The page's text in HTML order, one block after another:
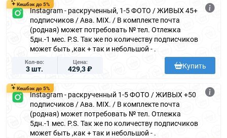
Кешбэк до 5%
Instagram - раскрученный, 1-5 ФОТО / ЖИВЫХ 45+
подписчиков / Ава. MIX. / В комплекте почта
(родная) может потребовать № тел. Отлежка
5дн.-1 мес. P.S. Так же по количеству подписчиков
может быть ,как + так и небольшой - .
Кол-во
3 шт.
Цена
429,3 ₽ Купить
Кешбэк до 5%
Instagram - раскрученный 1-5 ФОТО / ЖИВЫХ +50
подписчиков / Ава. MIX. / В комплекте почта
(родная) может потребовать № тел. Отлежка
5дн.-1 мес. P.S. Так же по количеству подписчиков
может быть ,как + так и небольшой - .